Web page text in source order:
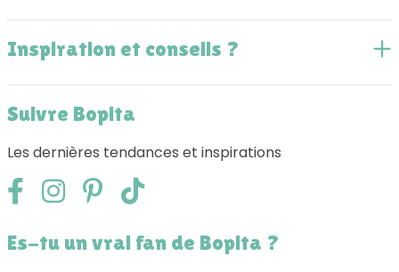
Inspiration et conseils ?
Suivre Bopita
Les dernières tendances et inspirations
Es-tu un vrai fan de Bopita ?